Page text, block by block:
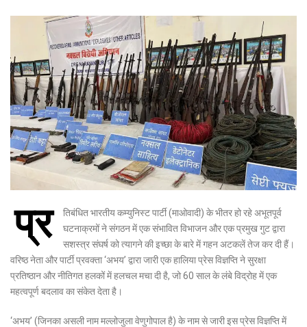
प्र
तिबंधित भारतीय कम्युनिस्ट पार्टी (माओवादी) के भीतर हो रहे अभूतपूर्व
घटनाक्रमों ने संगठन में एक संभावित विभाजन और एक प्रमुख गुट द्वारा
सशस्त्र संघर्ष को त्यागने की इच्छा के बारे में गहन अटकलें तेज कर दी हैं।
वरिष्ठ नेता और पार्टी प्रवक्ता ‘अभय’ द्वारा जारी एक हालिया प्रेस विज्ञप्ति ने सुरक्षा
प्रतिष्ठान और नीतिगत हलकों में हलचल मचा दी है, जो 60 साल के लंबे विद्रोह में एक
महत्वपूर्ण बदलाव का संकेत देता है।
‘अभय’ (जिनका असली नाम मल्लोजुला वेणुगोपाल है) के नाम से जारी इस प्रेस विज्ञप्ति में